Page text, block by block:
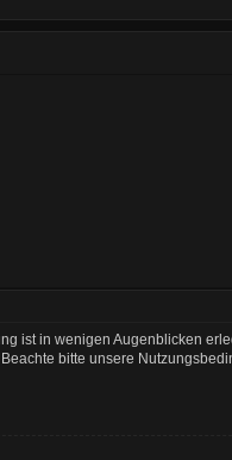
ist in wenigen Augenblicken
bitte unsere